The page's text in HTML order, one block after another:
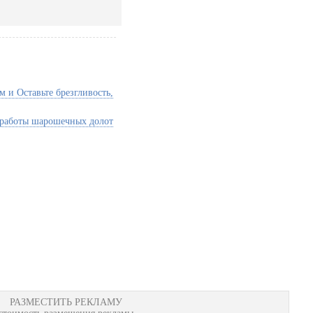
Оставьте брезгливость,
шарошечных долот
РАЗМЕСТИТЬ РЕКЛАМУ